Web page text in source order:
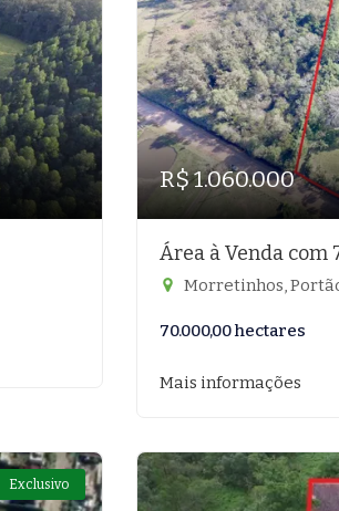
R$ 1.060.000
Área à Venda com
Morretinhos,
70.000,00 hectares
Mais informações
Exclusivo